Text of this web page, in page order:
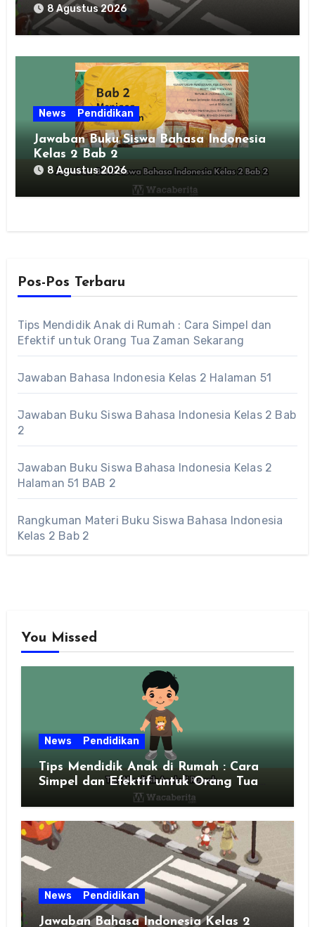
8 Agustus 2026
News Pendidikan
Jawaban Buku Siswa Bahasa Indonesia
Kelas 2 Bab 2
8 Agustus 2026
Pos-Pos Terbaru
Tips Mendidik Anak di Rumah : Cara Simpel dan
Efektif untuk Orang Tua Zaman Sekarang
Jawaban Bahasa Indonesia Kelas 2 Halaman 51
Jawaban Buku Siswa Bahasa Indonesia Kelas 2 Bab
2
Jawaban Buku Siswa Bahasa Indonesia Kelas 2
Halaman 51 BAB 2
Rangkuman Materi Buku Siswa Bahasa Indonesia
Kelas 2 Bab 2
You Missed
News Pendidikan
Tips Mendidik Anak di Rumah : Cara
Simpel dan Efektif untuk Orang Tua
Zaman Sekarang
News Pendidikan
Jawaban Bahasa Indonesia Kelas 2